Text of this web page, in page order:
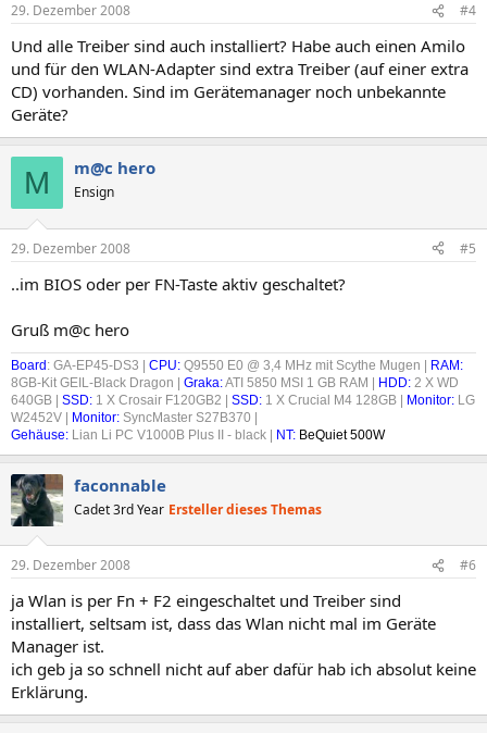
29. Dezember 2008 #4
Und alle Treiber sind auch installiert? Habe auch einen Amilo
und für den WLAN-Adapter sind extra Treiber (auf einer extra
CD) vorhanden. Sind im Gerätemanager noch unbekannte
Geräte?
M m@c hero
Ensign
29. Dezember 2008 #5
..im BIOS oder per FN-Taste aktiv geschaltet?
Gruß m@c hero
Board: GA-EP45-DS3 | CPU: Q9550 E0 @ 3,4 MHz mit Scythe Mugen | RAM:
8GB-Kit GEIL-Black Dragon | Graka:ATI 5850 MSI 1 GB RAM | HDD: 2 X WD
640GB | SSD: 1 X Crosair F120GB2 | SSD: 1 X Crucial M4 128GB | Monitor: LG
W2452V | Monitor: SyncMaster S27B370 |
Gehäuse: Lian Li PC V1000B Plus II - black | NT: BeQuiet 500W
faconnable
Cadet 3rd Year Ersteller dieses Themas
29. Dezember 2008 #6
ja Wlan is per Fn + F2 eingeschaltet und Treiber sind
installiert, seltsam ist, dass das Wlan nicht mal im Geräte
Manager ist.
ich geb ja so schnell nicht auf aber dafür hab ich absolut keine
Erklärung.